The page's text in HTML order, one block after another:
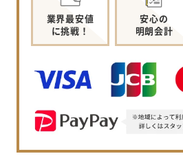
業界最安値
に挑戦！
安心の
明朗会計